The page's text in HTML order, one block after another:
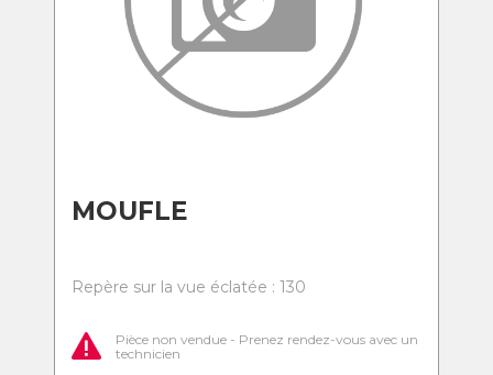
MOUFLE
Repère sur la vue éclatée : 130
Pièce non vendue - Prenez rendez-vous avec un
technicien